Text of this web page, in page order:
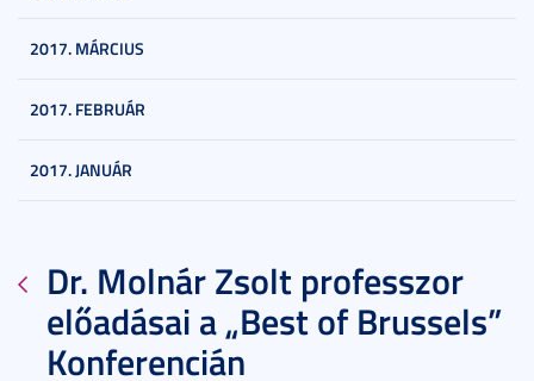
2017. MÁRCIUS
2017. FEBRUÁR
2017. JANUÁR
Dr. Molnár Zsolt professzor
előadásai a „Best of Brussels”
Konferencián